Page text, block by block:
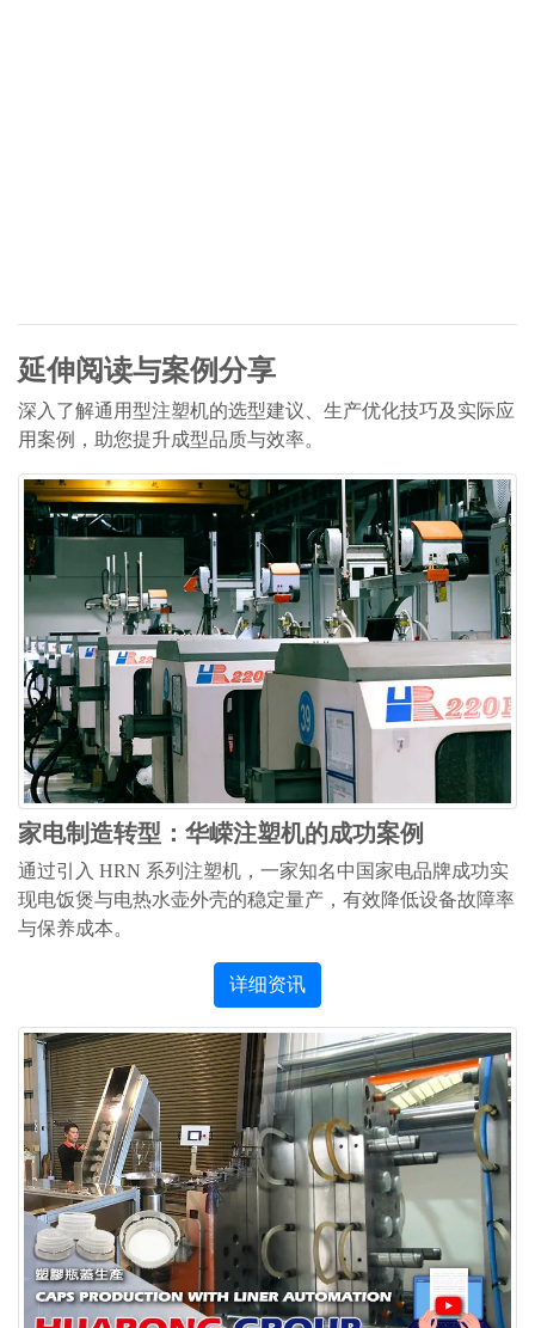
延伸阅读与案例分享
深入了解通用型注塑机的选型建议、生产优化技巧及实际应
用案例，助您提升成型品质与效率。
家电制造转型：华嵘注塑机的成功案例
通过引入 HRN 系列注塑机，一家知名中国家电品牌成功实
现电饭煲与电热水壶外壳的稳定量产，有效降低设备故障率
与保养成本。
详细资讯